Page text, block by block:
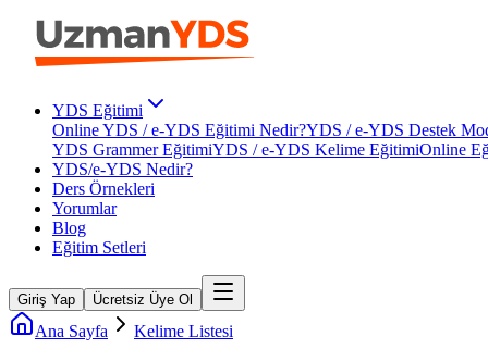
YDS Eğitimi
Online YDS / e-YDS Eğitimi Nedir?YDS / e-YDS Destek
YDS Grammer EğitimiYDS / e-YDS Kelime EğitimiOnline
YDS/e-YDS Nedir?
Ders Örnekleri
Yorumlar
Blog
Eğitim Setleri
Giriş Yap Ücretsiz Üye Ol
Ana Sayfa Kelime Listesi